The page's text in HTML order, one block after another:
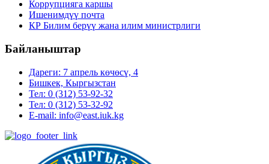
Коррупцияга каршы
Ишенимдүү почта
КР Билим берүү жана илим министрлиги
Байланыштар
Дареги: 7 апрель көчөсү, 4
Бишкек, Кыргызстан
Тел: 0 (312) 53-92-32
Тел: 0 (312) 53-32-92
E-mail: info@east.iuk.kg